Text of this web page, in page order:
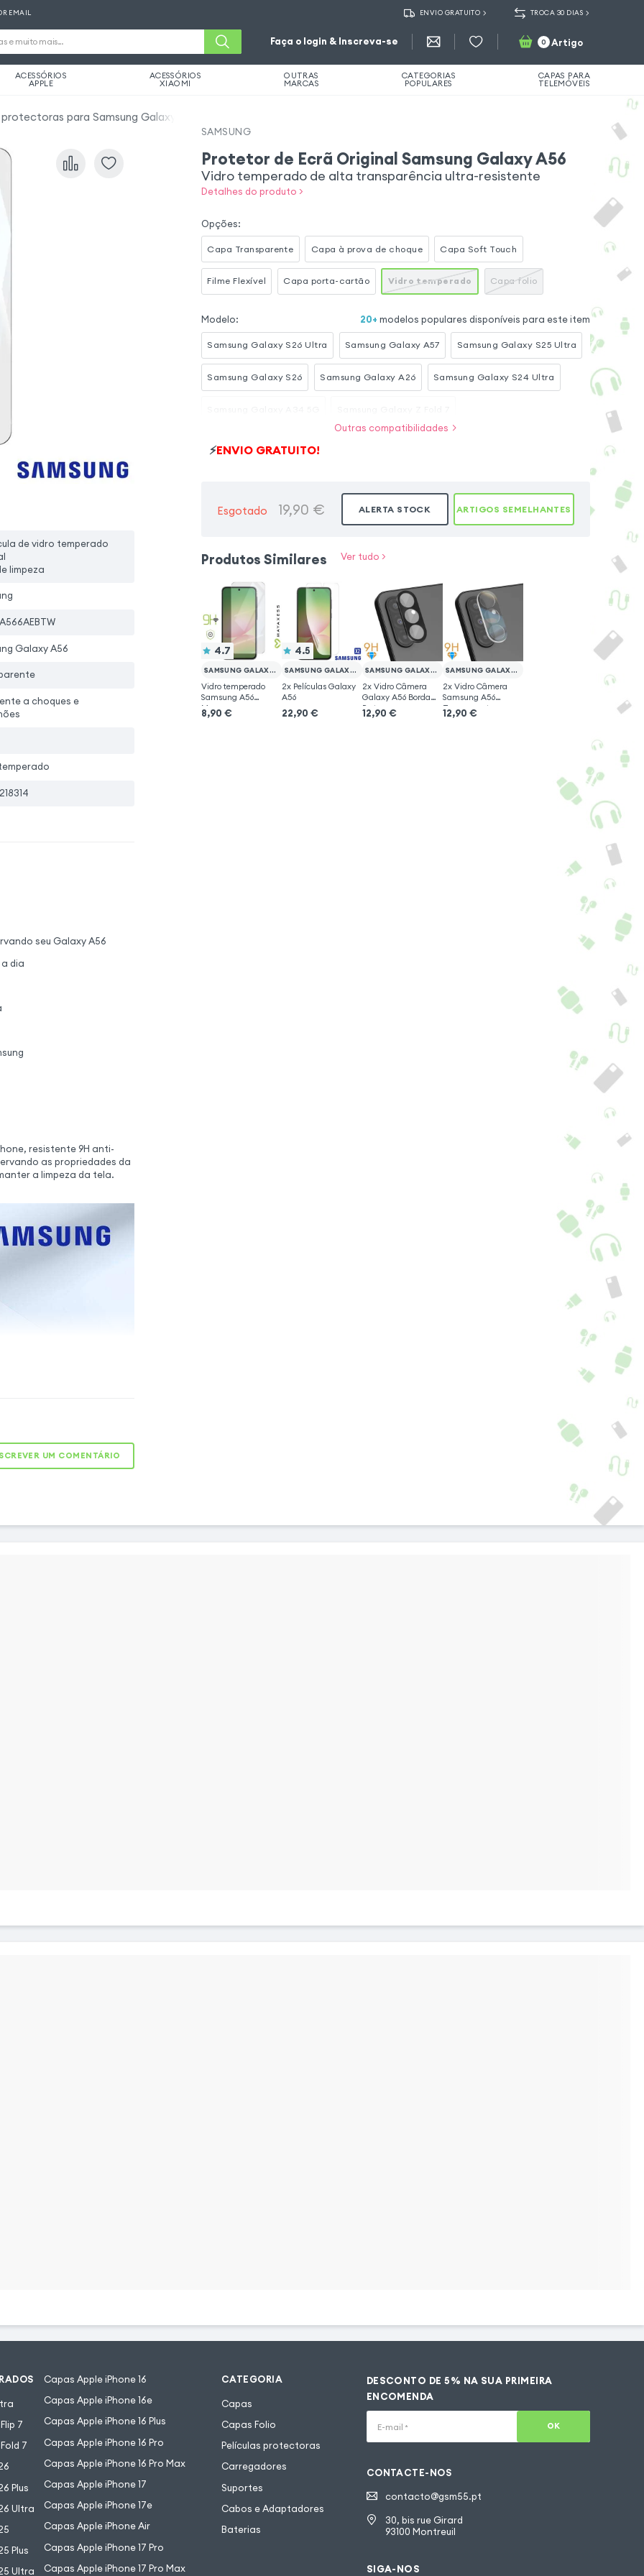
EMAIL ENVIO GRATUITO TROCA 30 DIAS
Faça o login & Inscreva-se 0 Artigo
ACESSÓRIOS
APPLE
ACESSÓRIOS
XIAOMI
OUTRAS
MARCAS
CATEGORIAS
POPULARES
CAPAS PARA
TELEMÓVEIS
para Samsung Galaxy A56
de vidro temperado
limpeza
Galaxy A56
a choques e
seu Galaxy A56
dia
resistente 9H anti-
as propriedades da
a limpeza da tela.
a tela do seu
arranhões, impactos e
UM COMENTÁRIO
SAMSUNG
Protetor de Ecrã Original Samsung Galaxy A56
Vidro temperado de alta transparência ultra-resistente
Detalhes do produto >
Opções:
Capa Transparente Capa à prova de choque Capa Soft Touch
Filme Flexível Capa porta-cartão Vidro temperado Capa folio
Modelo: 20+ modelos populares disponíveis para este item
Samsung Galaxy S26 Ultra Samsung Galaxy A57 Samsung Galaxy S25 Ultra
Samsung Galaxy S26 Samsung Galaxy A26 Samsung Galaxy S24 Ultra
Samsung Galaxy A37
Outras compatibilidades
⚡ENVIO GRATUITO!
Esgotado 19,90 € ALERTA STOCK ARTIGOS SEMELHANTES
Produtos Similares Ver tudo >
4.7
SAMSUNG GALAXY A56
Vidro temperado
Samsung A56
Mayaxess
8,90 €
4.5
SAMSUNG GALAXY A56
2x Películas Galaxy
A56
22,90 €
SAMSUNG GALAXY A56
2x Vidro Câmera
Galaxy A56 Borda
Preto
12,90 €
SAMSUNG GALAXY A56
2x Vidro Câmera
Samsung A56
Transparente
12,90 €
7
7
Plus
Ultra
Plus
Ultra
Capas Apple iPhone 16
Capas Apple iPhone 16e
Capas Apple iPhone 16 Plus
Capas Apple iPhone 16 Pro
Capas Apple iPhone 16 Pro Max
Capas Apple iPhone 17
Capas Apple iPhone 17e
Capas Apple iPhone Air
Capas Apple iPhone 17 Pro
Capas Apple iPhone 17 Pro Max
CATEGORIA
Capas
Capas Folio
Películas protectoras
Carregadores
Suportes
Cabos e Adaptadores
Baterias
DESCONTO DE 5% NA SUA PRIMEIRA
ENCOMENDA
E-mail * OK
CONTACTE-NOS
contacto@gsm55.pt
30, bis rue Girard
93100 Montreuil
SIGA-NOS